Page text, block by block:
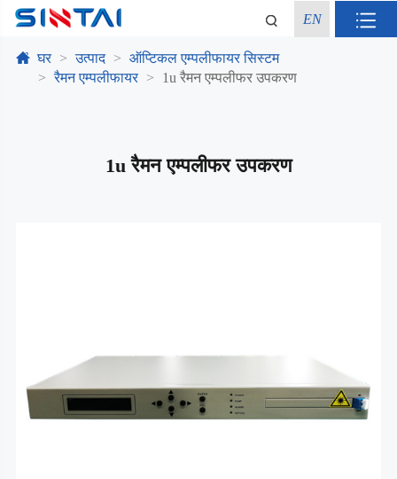
EN
घर उत्पाद
ऑप्टिकल एम्पलीफायर सिस्टम
रैमन एम्पलीफायर
1u रैमन एम्पलीफर उपकरण
1u रैमन एम्पलीफर उपकरण